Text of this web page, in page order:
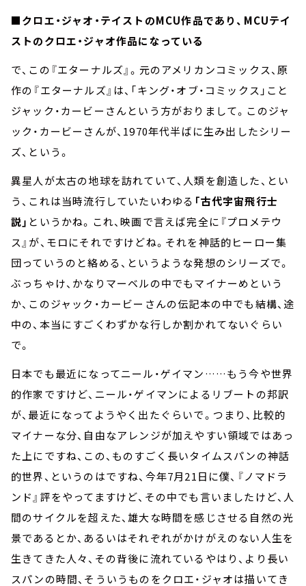
■クロエ・ジャオ・テイストのMCU作品であり、MCUテイ
ストのクロエ・ジャオ作品になっている
で、この『エターナルズ』。元のアメリカンコミックス、原
作の『エターナルズ』は、「キング・オブ・コミックス」こと
ジャック・カービーさんという方がおりまして。このジャ
ック・カービーさんが、1970年代半ばに生み出したシリー
ズ、という。
異星人が太古の地球を訪れていて、人類を創造した、とい
う、これは当時流行していたいわゆる 「古代宇宙飛行士
説」 というかね。これ、映画で言えば完全に『プロメテウ
ス』が、モロにそれですけどね。それを神話的ヒーロー集
団っていうのと絡める、というような発想のシリーズで。
ぶっちゃけ、かなりマーベルの中でもマイナーめという
か、このジャック・カービーさんの伝記本の中でも結構、途
中の、本当にすごくわずかな行しか割かれてないぐらい
で。
日本でも最近になってニール・ゲイマン……もう今や世界
的作家ですけど、ニール・ゲイマンによるリブートの邦訳
が、最近になってようやく出たぐらいで。つまり、比較的
マイナーな分、自由なアレンジが加えやすい領域ではあっ
た上にですね、この、ものすごく長いタイムスパンの神話
的世界、というのはですね、今年7月21日に僕、『ノマドラ
ンド』評をやってますけど、その中でも言いましたけど、人
間のサイクルを超えた、雄大な時間を感じさせる自然の光
景であるとか、あるいはそれぞれがかけがえのない人生を
生きてきた人々、その背後に流れているやはり、より長い
スパンの時間、そういうものをクロエ・ジャオは描いてき